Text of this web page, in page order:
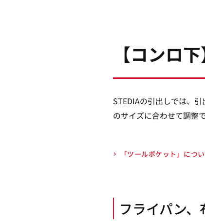
【コンロ
STEDIAの引出しでは、
のサイズに合わせて調整
「ツールポケット」につ
フライパン